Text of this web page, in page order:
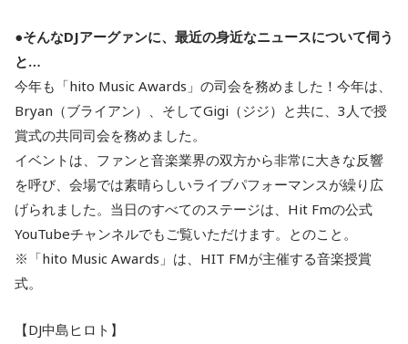
●そんなDJアーグァンに、最近の身近なニュースについて伺う
と…
今年も「hito Music Awards」の司会を務めました！今年は、
Bryan（ブライアン）、そしてGigi（ジジ）と共に、3人で授
賞式の共同司会を務めました。
イベントは、ファンと音楽業界の双方から非常に大きな反響
を呼び、会場では素晴らしいライブパフォーマンスが繰り広
げられました。当日のすべてのステージは、Hit Fmの公式
YouTubeチャンネルでもご覧いただけます。とのこと。
※「hito Music Awards」は、HIT FMが主催する音楽授賞
式。
【DJ中島ヒロト】